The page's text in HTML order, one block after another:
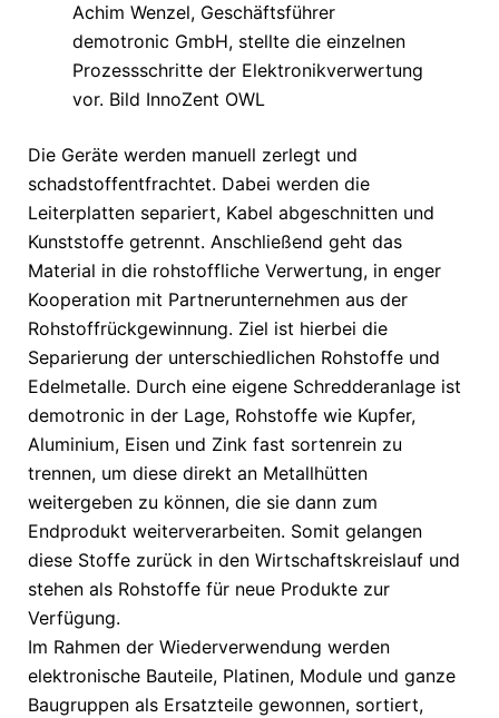
Achim Wenzel, Geschäftsführer
demotronic GmbH, stellte die einzelnen
Prozessschritte der Elektronikverwertung
vor. Bild InnoZent OWL
Die Geräte werden manuell zerlegt und
schadstoffentfrachtet. Dabei werden die
Leiterplatten separiert, Kabel abgeschnitten und
Kunststoffe getrennt. Anschließend geht das
Material in die rohstoffliche Verwertung, in enger
Kooperation mit Partnerunternehmen aus der
Rohstoffrückgewinnung. Ziel ist hierbei die
Separierung der unterschiedlichen Rohstoffe und
Edelmetalle. Durch eine eigene Schredderanlage ist
demotronic in der Lage, Rohstoffe wie Kupfer,
Aluminium, Eisen und Zink fast sortenrein zu
trennen, um diese direkt an Metallhütten
weitergeben zu können, die sie dann zum
Endprodukt weiterverarbeiten. Somit gelangen
diese Stoffe zurück in den Wirtschaftskreislauf und
stehen als Rohstoffe für neue Produkte zur
Verfügung.
Im Rahmen der Wiederverwendung werden
elektronische Bauteile, Platinen, Module und ganze
Baugruppen als Ersatzteile gewonnen, sortiert,